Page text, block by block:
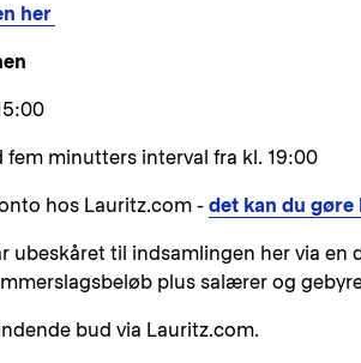
her
minutters interval fra kl. 19:00
hos Lauritz.com - det kan du gøre
ubeskåret til indsamlingen her via en
plus salærer og
bud via Lauritz.com.